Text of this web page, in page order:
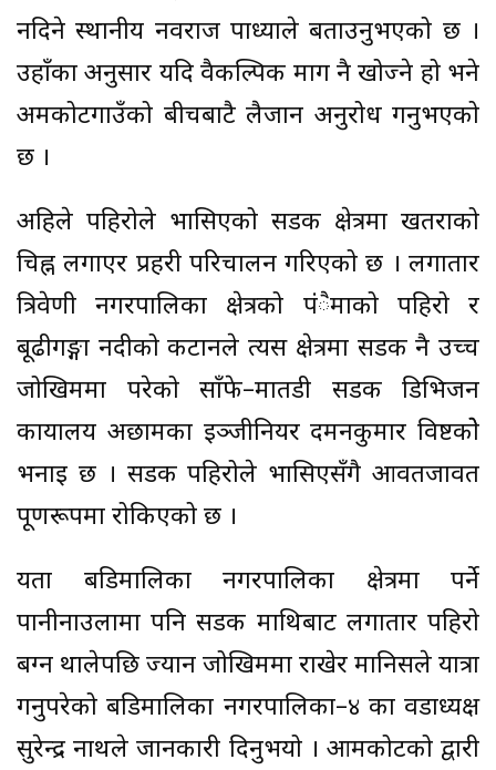
नदिने स्थानीय नवराज पाध्याले बताउनुभएको छ ।
उहाँका अनुसार यदि वैकल्पिक मार्ग नै खोज्ने हो भने
अमकोटगाउँको बीचबाटै लैजान अनुरोध गर्नुभएको
छ ।
अहिले पहिरोले भासिएको सडक क्षेत्रमा खतराको
चिह्न लगाएर प्रहरी परिचालन गरिएको छ । लगातार
त्रिवेणी नगरपालिका क्षेत्रको पंैमाको पहिरो र
बूढीगङ्गा नदीको कटानले त्यस क्षेत्रमा सडक नै उच्च
जोखिममा परेको साँफे–मार्तडी सडक डिभिजन
कार्यालय अछामका इञ्जीनियर दमनकुमार विष्टकोे
भनाइ छ । सडक पहिरोले भासिएसँगै आवतजावत
पूर्णरूपमा रोकिएको छ ।
यता बडिमालिका नगरपालिका क्षेत्रमा पर्ने
पानीनाउलामा पनि सडक माथिबाट लगातार पहिरो
बग्न थालेपछि ज्यान जोखिममा राखेर मानिसले यात्रा
गर्नुपरेको बडिमालिका नगरपालिका–४ का वडाध्यक्ष
सुरेन्द्र नाथले जानकारी दिनुभयो । आमकोटको द्वारी